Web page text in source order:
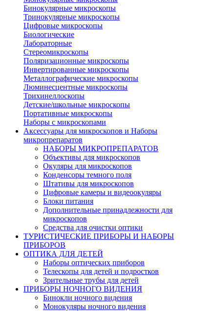
Бинокулярные микроскопы
Тринокулярные микроскопы
Цифровые микроскопы
Биологические
Лабораторные
Стереомикроскопы
Поляризационные микроскопы
Инвертированные микроскопы
Металлографические микроскопы
Люминесцентные микроскопы
Трихинеллоскопы
Детские/школьные микроскопы
Портативные микроскопы
Наборы с микроскопами
Аксессуары для микроскопов и Наборы
микропрепаратов
НАБОРЫ МИКРОПРЕПАРАТОВ
Объективы для микроскопов
Окуляры для микроскопов
Конденсоры темного поля
Штативы для микроскопов
Цифровые камеры и видеоокуляры
Блоки питания
Дополнительные принадлежности для
микроскопов
Средства для очистки оптики
ТУРИСТИЧЕСКИЕ ПРИБОРЫ И НАБОРЫ
ПРИБОРОВ
ОПТИКА ДЛЯ ДЕТЕЙ
Наборы оптических приборов
Телескопы для детей и подростков
Зрительные трубы для детей
ПРИБОРЫ НОЧНОГО ВИДЕНИЯ
Бинокли ночного видения
Монокуляры ночного видения